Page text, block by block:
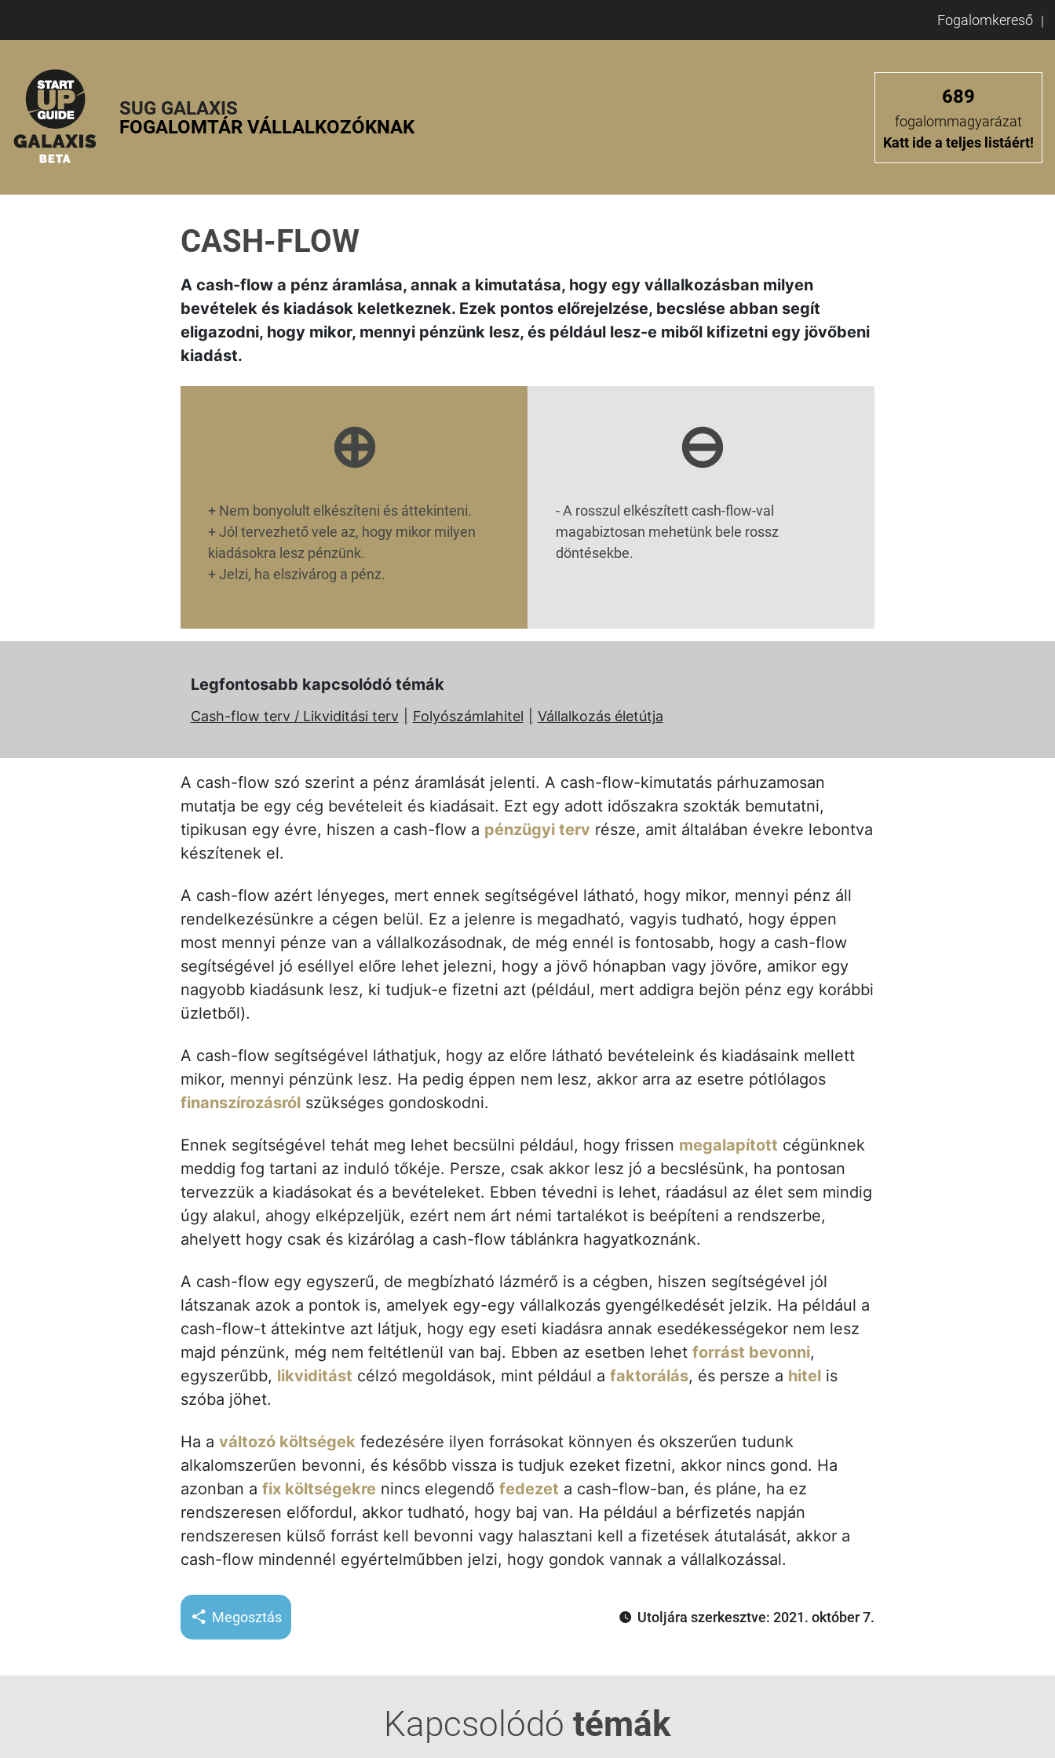
Fogalomkereső
SUG GALAXIS
FOGALOMTÁR VÁLLALKOZÓKNAK
689
fogalommagyarázat
Katt ide a teljes listáért!
CASH-FLOW
A cash-flow a pénz áramlása, annak a kimutatása, hogy egy vállalkozásban milyen
bevételek és kiadások keletkeznek. Ezek pontos előrejelzése, becslése abban segít
eligazodni, hogy mikor, mennyi pénzünk lesz, és például lesz-e miből kifizetni egy jövőbeni
kiadást.
⊕
+ Nem bonyolult elkészíteni és áttekinteni.
+Jól tervezhető vele az, hogy mikor milyen
kiadásokra lesz pénzünk.
+Jelzi, ha elszivárog a pénz.
⊖
-A rosszul elkészített cash-flow-val
magabiztosan mehetünk bele rossz
döntésekbe.
Legfontosabb kapcsolódó témák
Cash-flow terv / Likviditási terv Folyószámlahitel Vállalkozás életútja
A cash-flow szó szerint a pénz áramlását jelenti. A cash-flow-kimutatás párhuzamosan
mutatja be egy cég bevételeit és kiadásait. Ezt egy adott időszakra szokták bemutatni,
tipikusan egy évre, hiszen a cash-flow a pénzügyi tervrésze, amit általában évekre lebontva
készítenek el.
A cash-flow azért lényeges, mert ennek segítségével látható, hogy mikor, mennyi pénz áll
rendelkezésünkre a cégen belül. Ez a jelenre is megadható, vagyis tudható, hogy éppen
most mennyi pénze van a vállalkozásodnak, de még ennél is fontosabb, hogy a cash-flow
segítségével jó eséllyel előre lehet jelezni, hogy a jövő hónapban vagy jövőre, amikor egy
nagyobb kiadásunk lesz, ki tudjuk-e fizetni azt (például, mert addigra bejön pénz egy korábbi
üzletből).
A cash-flow segítségével láthatjuk, hogy az előre látható bevételeink és kiadásaink mellett
mikor, mennyi pénzünk lesz. Ha pedig éppen nem lesz, akkor arra az esetre pótlólagos
finanszírozásrólszükséges gondoskodni.
Ennek segítségével tehát meg lehet becsülni például, hogy frissen megalapított cégünknek
meddig fog tartani az induló tőkéje. Persze, csak akkor lesz jó a becslésünk, ha pontosan
tervezzük a kiadásokat és a bevételeket. Ebben tévedni is lehet, ráadásul az élet sem mindig
úgy alakul, ahogy elképzeljük, ezért nem árt némi tartalékot is beépíteni a rendszerbe,
ahelyett hogy csak és kizárólag a cash-flow táblánkra hagyatkoznánk.
A cash-flow egy egyszerű, de megbízható lázmérő is a cégben, hiszen segítségével jól
látszanak azok a pontok is, amelyek egy-egy vállalkozás gyengélkedését jelzik. Ha például a
cash-flow-t áttekintve azt látjuk, hogy egy eseti kiadásra annak esedékességekor nem lesz
majd pénzünk, még nem feltétlenül van baj. Ebben az esetben lehet forrást bevonni,
egyszerűbb, likviditást célzó megoldások, mint például a faktorálás, és persze a hitelis
szóba jöhet.
Ha a változó költségekfedezésére ilyen forrásokat könnyen és okszerűen tudunk
alkalomszerűen bevonni, és később vissza is tudjuk ezeket fizetni, akkor nincs gond. Ha
azonban a fix költségekre nincs elegendő fedezet a cash-flow-ban, és pláne, ha ez
rendszeresen előfordul, akkor tudható, hogy baj van. Ha például a bérfizetés napján
rendszeresen külső forrást kell bevonni vagy halasztani kell a fizetések átutalását, akkor a
cash-flow mindennél egyértelműbben jelzi, hogy gondok vannak a vállalkozással.
Megosztás Utoljára szerkesztve: 2021. október 7.
Kapcsolódó témák